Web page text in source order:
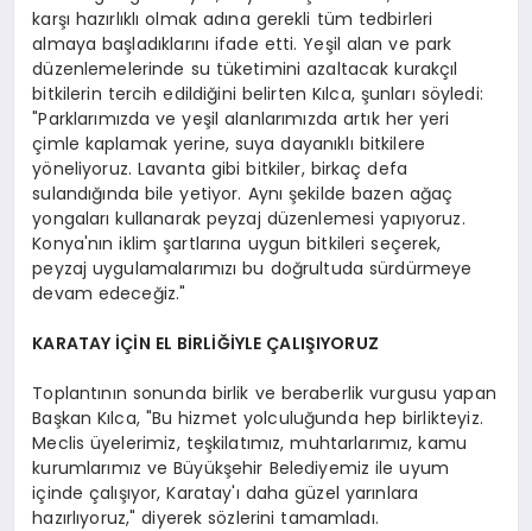
karşı hazırlıklı olmak adına gerekli tüm tedbirleri
almaya başladıklarını ifade etti. Yeşil alan ve park
düzenlemelerinde su tüketimini azaltacak kurakçıl
bitkilerin tercih edildiğini belirten Kılca, şunları söyledi:
"Parklarımızda ve yeşil alanlarımızda artık her yeri
çimle kaplamak yerine, suya dayanıklı bitkilere
yöneliyoruz. Lavanta gibi bitkiler, birkaç defa
sulandığında bile yetiyor. Aynı şekilde bazen ağaç
yongaları kullanarak peyzaj düzenlemesi yapıyoruz.
Konya'nın iklim şartlarına uygun bitkileri seçerek,
peyzaj uygulamalarımızı bu doğrultuda sürdürmeye
devam edeceğiz."
KARATAY İÇİN EL BİRLİĞİYLE ÇALIŞIYORUZ
Toplantının sonunda birlik ve beraberlik vurgusu yapan
Başkan Kılca, "Bu hizmet yolculuğunda hep birlikteyiz.
Meclis üyelerimiz, teşkilatımız, muhtarlarımız, kamu
kurumlarımız ve Büyükşehir Belediyemiz ile uyum
içinde çalışıyor, Karatay'ı daha güzel yarınlara
hazırlıyoruz," diyerek sözlerini tamamladı.